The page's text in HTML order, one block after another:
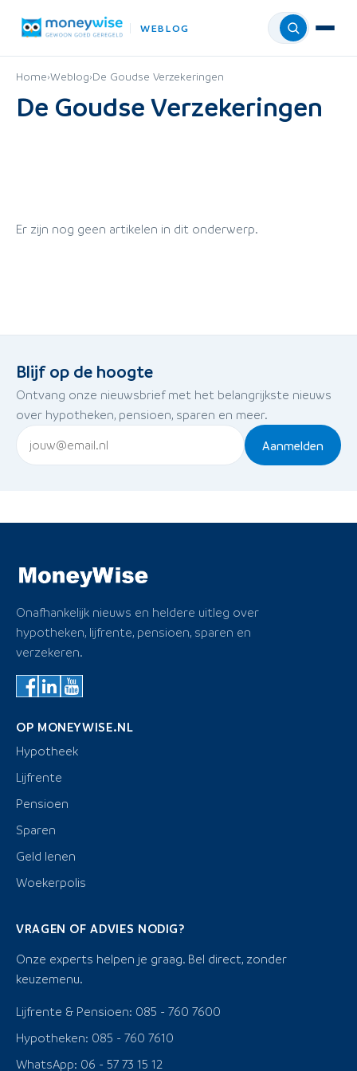
WEBLOG Menu
Home›Weblog›De Goudse Verzekeringen
De Goudse Verzekeringen
Er zijn nog geen artikelen in dit onderwerp.
Blijf op de hoogte
Ontvang onze nieuwsbrief met het belangrijkste nieuws
over hypotheken, pensioen, sparen en meer.
Aanmelden
Onafhankelijk nieuws en heldere uitleg over
hypotheken, lijfrente, pensioen, sparen en
verzekeren.
OP MONEYWISE.NL
Hypotheek
Lijfrente
Pensioen
Sparen
Geld lenen
Woekerpolis
VRAGEN OF ADVIES NODIG?
Onze experts helpen je graag. Bel direct, zonder
keuzemenu.
Lijfrente & Pensioen: 085 - 760 7600
Hypotheken: 085 - 760 7610
WhatsApp: 06 - 57 73 15 12